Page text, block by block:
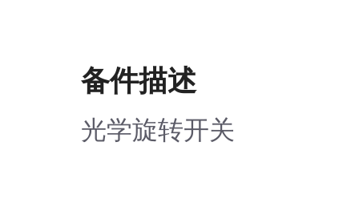
备件描述
光学旋转开关